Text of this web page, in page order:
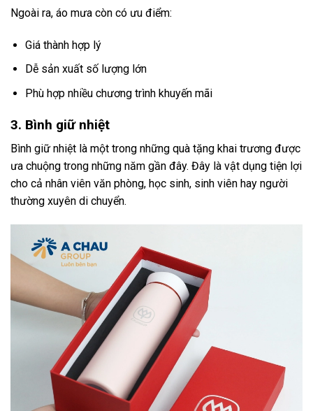
Ngoài ra, áo mưa còn có ưu điểm:
Giá thành hợp lý
Dễ sản xuất số lượng lớn
Phù hợp nhiều chương trình khuyến mãi
3. Bình giữ nhiệt
Bình giữ nhiệt là một trong những quà tặng khai trương được
ưa chuộng trong những năm gần đây. Đây là vật dụng tiện lợi
cho cả nhân viên văn phòng, học sinh, sinh viên hay người
thường xuyên di chuyển.